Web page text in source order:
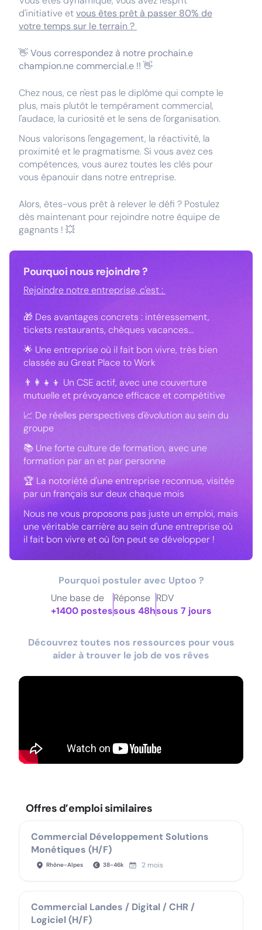
d'initiative etvous êtes prêt à passer 80% de
votre temps sur le terrain ?
👋Vous correspondez à notre prochain.e
champion.ne commercial.e !! 👋
Chez nous, ce n'est pas le diplôme qui compte le
plus, mais plutôt le tempérament commercial,
l'audace, la curiosité et le sens de l'organisation.
Nous valorisons l'engagement, la réactivité, la
proximité et le pragmatisme. Si vous avez ces
compétences, vous aurez toutes les clés pour
vous épanouir dans notre entreprise.
Alors, êtes-vous prêt à relever le défi ? Postulez
dès maintenant pour rejoindre notre équipe de
gagnants ! 💥
Pourquoi nous rejoindre ?
Rejoindre notre entreprise, c'est :
🎁 Des avantages concrets : intéressement,
tickets restaurants, chèques vacances...
🌟 Une entreprise où il fait bon vivre, très bien
classée au Great Place to Work
👨‍👩‍👧‍👦 Un CSE actif, avec une couverture
mutuelle et prévoyance efficace et compétitive
📈 De réelles perspectives d'évolution au sein du
groupe
📚 Une forte culture de formation, avec une
formation par an et par personne
🏆 La notoriété d'une entreprise reconnue, visitée
par un français sur deux chaque mois
Nous ne vous proposons pas juste un emploi, mais
une véritable carrière au sein d'une entreprise où
il fait bon vivre et où l'on peut se développer !
Pourquoi postuler avec Uptoo ?
Une base de
+1400 postes
Réponse
sous 48h
RDV
sous 7 jours
Découvrez toutes nos ressources pour vous
aider à trouver le job de vos rêves
Offres d’emploi similaires
Commercial Développement Solutions
Monétiques (H/F)
Rhône-Alpes 38-46k 2 mois
Commercial Landes / Digital / CHR /
Logiciel (H/F)